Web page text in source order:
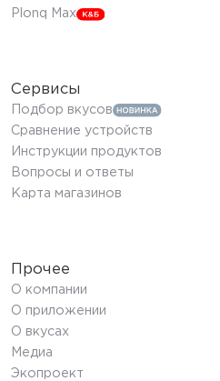
Plonq Max
Сервисы
Подбор вкусов
Сравнение устройств
Инструкции продуктов
Вопросы и ответы
Карта магазинов
Прочее
О компании
О приложении
О вкусах
Медиа
Экопроект